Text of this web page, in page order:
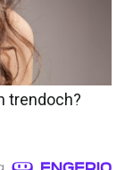
trendoch?